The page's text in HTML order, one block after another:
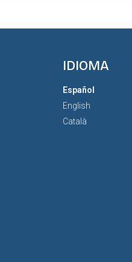
IDIOMA
Español
English
Català